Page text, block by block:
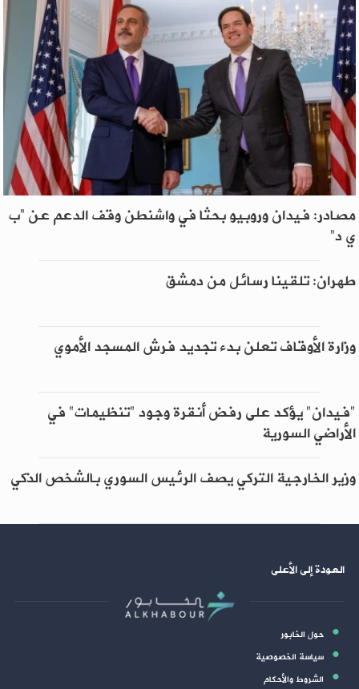
مصادر: فيدان وروبيو بحثا في واشنطن وقف الدعم عن “ب
ي د”
طهران: تلقينا رسائل من دمشق
وزارة الأوقاف تعلن بدء تجديد فرش المسجد الأموي
"فيدان" يؤكد على رفض أنقرة وجود "تنظيمات" في
الأراضي السورية
وزير الخارجية التركي يصف الرئيس السوري بالشخص الذكي
العودة إلى الأعلى
حول الخابور
سياسة الخصوصية
الشروط والأحكام